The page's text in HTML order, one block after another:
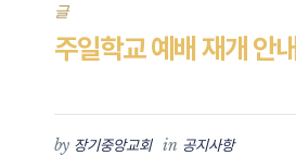
글
주일학교 예배 재개 안내
by 장기중앙교회 in 공지사항